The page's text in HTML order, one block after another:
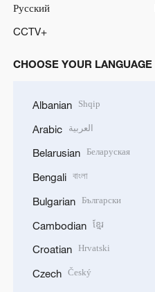
Русский
CCTV+
CHOOSE YOUR LANGUAGE
Albanian Shqip
Arabic العربية
Belarusian Беларуская
Bengali বাংলা
Bulgarian Български
Cambodian ខ្មែរ
Croatian Hrvatski
Czech Český